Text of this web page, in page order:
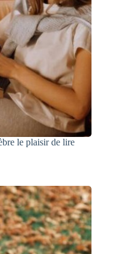
le plaisir de lire